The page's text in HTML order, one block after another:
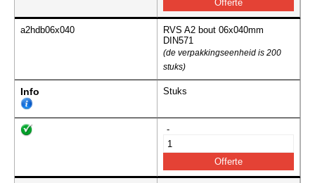
a2hdb06x040
RVS A2 bout 06x040mm
DIN571
(de verpakkingseenheid is 200
stuks)
Info Stuks
-